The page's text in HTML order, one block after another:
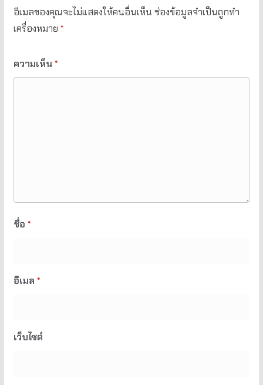
อีเมลของคุณจะไม่แสดงให้คนอื่นเห็น ช่องข้อมูลจำเป็นถูกทำ
เครื่องหมาย *
ความเห็น *
ชื่อ *
อีเมล *
เว็บไซต์